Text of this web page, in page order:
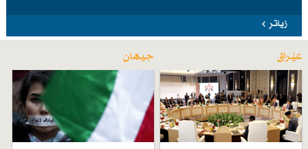
زیاتر
عێراق جیهان